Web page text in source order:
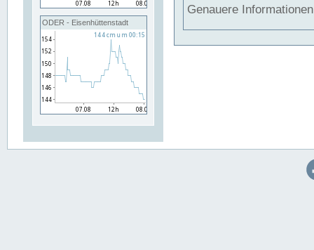
ODER - Eisenhüttenstadt
Genauere